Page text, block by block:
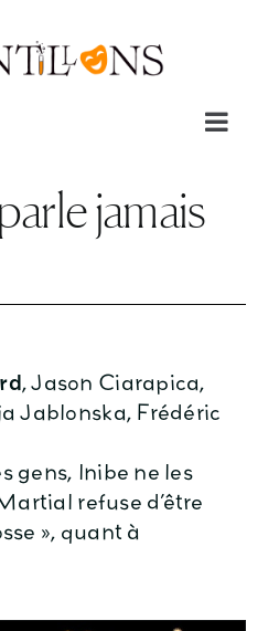
jamais
, Jason Ciarapica,
Jablonska, Frédéric
gens, Inibe ne les
refuse d’être
», quant à